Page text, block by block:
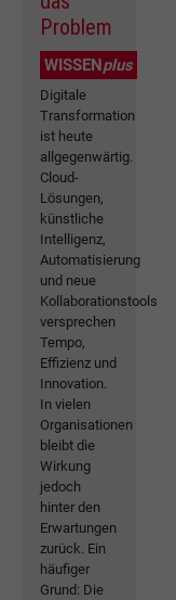
Problem
WISSENplus
Digitale
Transformation
ist heute
allgegenwärtig.
Cloud-
Lösungen,
künstliche
Intelligenz,
Automatisierung
und neue
Kollaborationstools
versprechen
Tempo,
Effizienz und
Innovation.
In vielen
Organisationen
bleibt die
Wirkung
jedoch
hinter den
Erwartungen
zurück. Ein
häufiger
Grund: Die